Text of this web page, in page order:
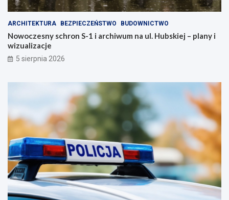
ARCHITEKTURA BEZPIECZEŃSTWO BUDOWNICTWO
Nowoczesny schron S-1 i archiwum na ul. Hubskiej – plany i
wizualizacje
5 sierpnia 2026